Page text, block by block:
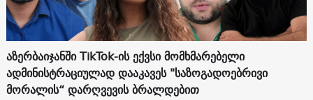
აზერბაიჯანში TikTok-ის ექვსი მომხმარებელი
ადმინისტრაციულად დააკავეს "საზოგადოებრივი
მორალის“ დარღვევის ბრალდებით